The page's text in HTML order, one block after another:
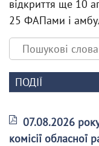
відкриття ще 10
25 ФАПами і
ПОДІЇ
07.08.2026
комісії обласної